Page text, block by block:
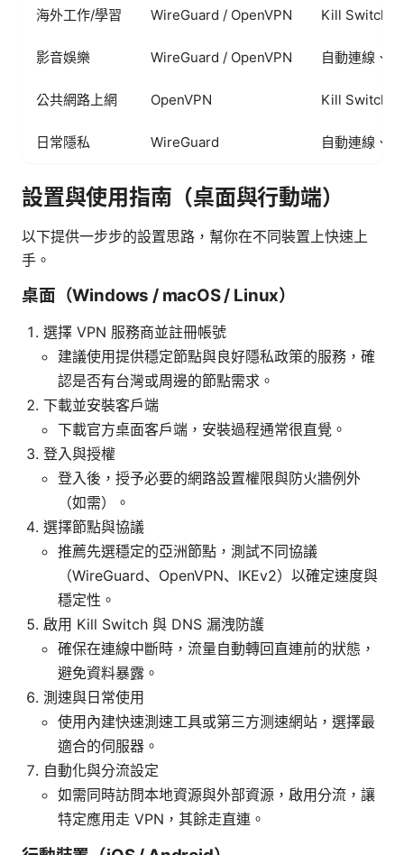
海外工作/學習 WireGuard / OpenVPN Kill Switch、
影音娛樂 WireGuard / OpenVPN 自動連線、
公共網路上網 OpenVPN Kill Switch
日常隱私 WireGuard 自動連線、
設置與使用指南（桌面與行動端）
以下提供一步步的設置思路，幫你在不同裝置上快速上
手。
桌面（Windows / macOS / Linux）
選擇 VPN 服務商並註冊帳號
建議使用提供穩定節點與良好隱私政策的服務，確
認是否有台灣或周邊的節點需求。
下載並安裝客戶端
下載官方桌面客戶端，安裝過程通常很直覺。
登入與授權
登入後，授予必要的網路設置權限與防火牆例外
（如需）。
選擇節點與協議
推薦先選穩定的亞洲節點，測試不同協議
（WireGuard、OpenVPN、IKEv2）以確定速度與
穩定性。
啟用 Kill Switch 與 DNS 漏洩防護
確保在連線中斷時，流量自動轉回直連前的狀態，
避免資料暴露。
測速與日常使用
使用內建快速測速工具或第三方测速網站，選擇最
適合的伺服器。
自動化與分流設定
如需同時訪問本地資源與外部資源，啟用分流，讓
特定應用走 VPN，其餘走直連。